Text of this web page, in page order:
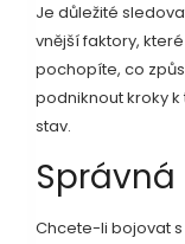
Je důležité
vnější faktory,
pochopíte, co
podniknout kroky
stav.
Chcete-li bojovat s